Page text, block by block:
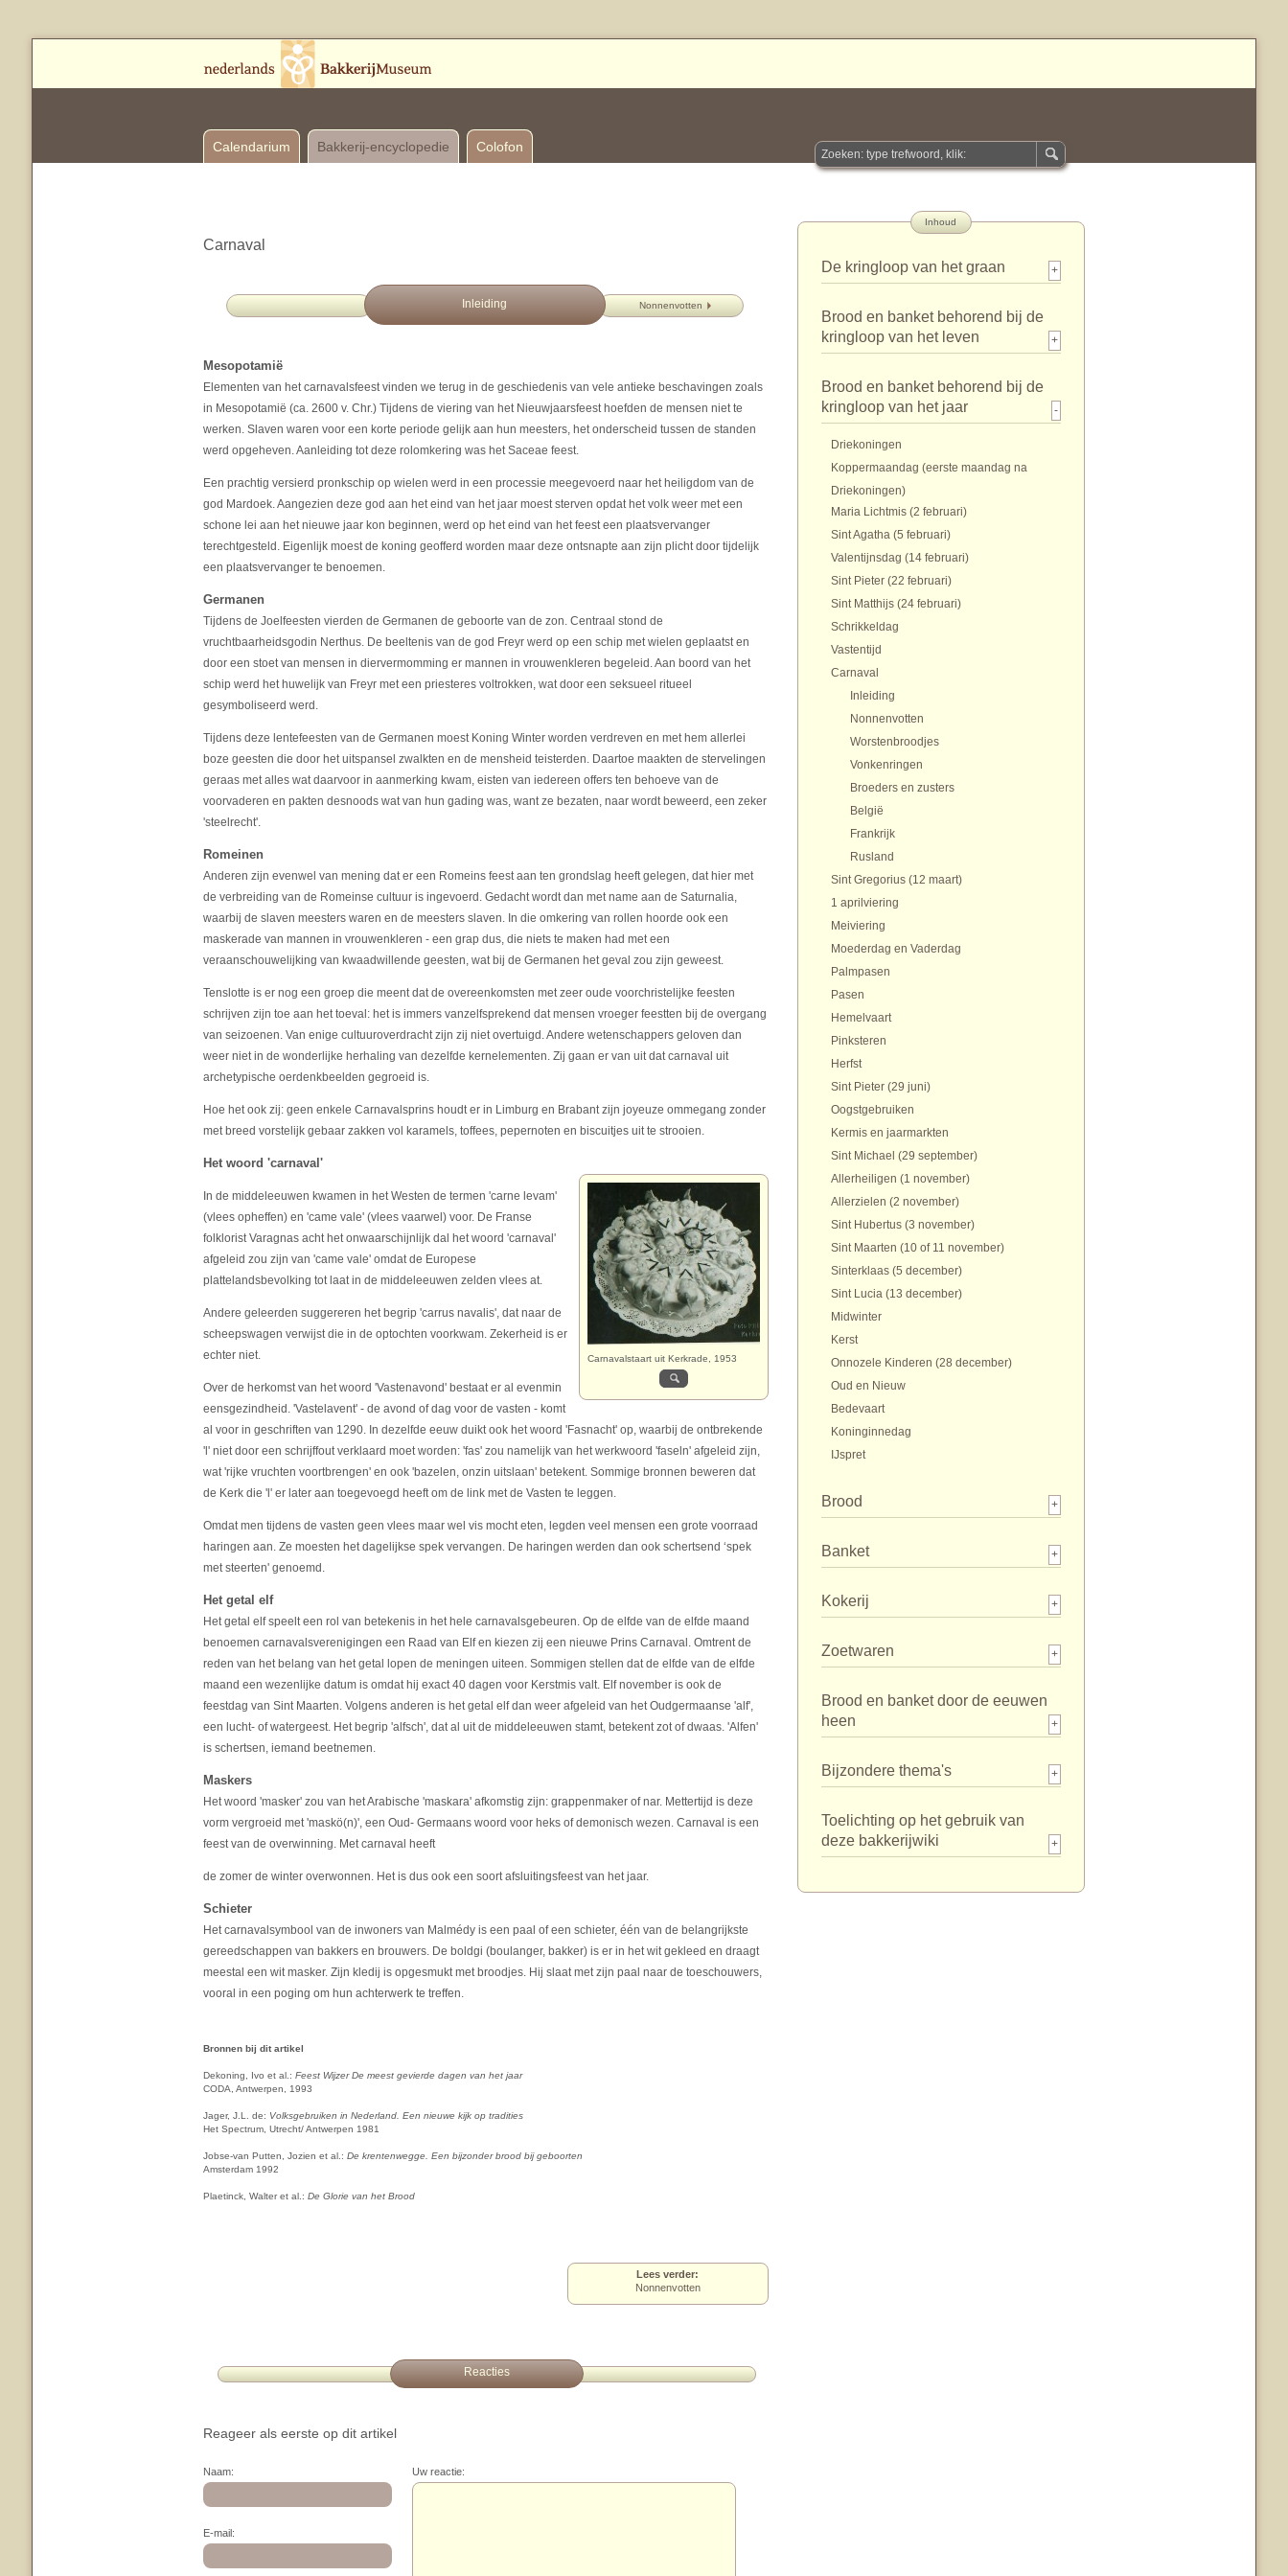
Calendarium Bakkerij-encyclopedie Colofon
Carnaval
Nonnenvotten
Inleiding
Mesopotamië
Elementen van het carnavalsfeest vinden we terug in de geschiedenis van vele antieke beschavingen zoals
in Mesopotamië (ca. 2600 v. Chr.) Tijdens de viering van het Nieuwjaarsfeest hoefden de mensen niet te
werken. Slaven waren voor een korte periode gelijk aan hun meesters, het onderscheid tussen de standen
werd opgeheven. Aanleiding tot deze rolomkering was het Saceae feest.
Een prachtig versierd pronkschip op wielen werd in een processie meegevoerd naar het heiligdom van de
god Mardoek. Aangezien deze god aan het eind van het jaar moest sterven opdat het volk weer met een
schone lei aan het nieuwe jaar kon beginnen, werd op het eind van het feest een plaatsvervanger
terechtgesteld. Eigenlijk moest de koning geofferd worden maar deze ontsnapte aan zijn plicht door tijdelijk
een plaatsvervanger te benoemen.
Germanen
Tijdens de Joelfeesten vierden de Germanen de geboorte van de zon. Centraal stond de
vruchtbaarheidsgodin Nerthus. De beeltenis van de god Freyr werd op een schip met wielen geplaatst en
door een stoet van mensen in diervermomming er mannen in vrouwenkleren begeleid. Aan boord van het
schip werd het huwelijk van Freyr met een priesteres voltrokken, wat door een seksueel ritueel
gesymboliseerd werd.
Tijdens deze lentefeesten van de Germanen moest Koning Winter worden verdreven en met hem allerlei
boze geesten die door het uitspansel zwalkten en de mensheid teisterden. Daartoe maakten de stervelingen
geraas met alles wat daarvoor in aanmerking kwam, eisten van iedereen offers ten behoeve van de
voorvaderen en pakten desnoods wat van hun gading was, want ze bezaten, naar wordt beweerd, een zeker
'steelrecht'.
Romeinen
Anderen zijn evenwel van mening dat er een Romeins feest aan ten grondslag heeft gelegen, dat hier met
de verbreiding van de Romeinse cultuur is ingevoerd. Gedacht wordt dan met name aan de Saturnalia,
waarbij de slaven meesters waren en de meesters slaven. In die omkering van rollen hoorde ook een
maskerade van mannen in vrouwenkleren - een grap dus, die niets te maken had met een
veraanschouwelijking van kwaadwillende geesten, wat bij de Germanen het geval zou zijn geweest.
Tenslotte is er nog een groep die meent dat de overeenkomsten met zeer oude voorchristelijke feesten
schrijven zijn toe aan het toeval: het is immers vanzelfsprekend dat mensen vroeger feestten bij de overgang
van seizoenen. Van enige cultuuroverdracht zijn zij niet overtuigd. Andere wetenschappers geloven dan
weer niet in de wonderlijke herhaling van dezelfde kernelementen. Zij gaan er van uit dat carnaval uit
archetypische oerdenkbeelden gegroeid is.
Hoe het ook zij: geen enkele Carnavalsprins houdt er in Limburg en Brabant zijn joyeuze ommegang zonder
met breed vorstelijk gebaar zakken vol karamels, toffees, pepernoten en biscuitjes uit te strooien.
Het woord 'carnaval'
Carnavalstaart uit Kerkrade, 1953
In de middeleeuwen kwamen in het Westen de termen 'carne levam'
(vlees opheffen) en 'came vale' (vlees vaarwel) voor. De Franse
folklorist Varagnas acht het onwaarschijnlijk dal het woord 'carnaval'
afgeleid zou zijn van 'came vale' omdat de Europese
plattelandsbevolking tot laat in de middeleeuwen zelden vlees at.
Andere geleerden suggereren het begrip 'carrus navalis', dat naar de
scheepswagen verwijst die in de optochten voorkwam. Zekerheid is er
echter niet.
Over de herkomst van het woord 'Vastenavond' bestaat er al evenmin
eensgezindheid. 'Vastelavent' - de avond of dag voor de vasten - komt
al voor in geschriften van 1290. In dezelfde eeuw duikt ook het woord 'Fasnacht' op, waarbij de ontbrekende
'l' niet door een schrijffout verklaard moet worden: 'fas' zou namelijk van het werkwoord 'faseln' afgeleid zijn,
wat 'rijke vruchten voortbrengen' en ook 'bazelen, onzin uitslaan' betekent. Sommige bronnen beweren dat
de Kerk die 'l' er later aan toegevoegd heeft om de link met de Vasten te leggen.
Omdat men tijdens de vasten geen vlees maar wel vis mocht eten, legden veel mensen een grote voorraad
haringen aan. Ze moesten het dagelijkse spek vervangen. De haringen werden dan ook schertsend ‘spek
met steerten' genoemd.
Het getal elf
Het getal elf speelt een rol van betekenis in het hele carnavalsgebeuren. Op de elfde van de elfde maand
benoemen carnavalsverenigingen een Raad van Elf en kiezen zij een nieuwe Prins Carnaval. Omtrent de
reden van het belang van het getal lopen de meningen uiteen. Sommigen stellen dat de elfde van de elfde
maand een wezenlijke datum is omdat hij exact 40 dagen voor Kerstmis valt. Elf november is ook de
feestdag van Sint Maarten. Volgens anderen is het getal elf dan weer afgeleid van het Oudgermaanse 'alf',
een lucht- of watergeest. Het begrip 'alfsch', dat al uit de middeleeuwen stamt, betekent zot of dwaas. 'Alfen'
is schertsen, iemand beetnemen.
Maskers
Het woord 'masker' zou van het Arabische 'maskara' afkomstig zijn: grappenmaker of nar. Mettertijd is deze
vorm vergroeid met 'maskö(n)', een Oud- Germaans woord voor heks of demonisch wezen. Carnaval is een
feest van de overwinning. Met carnaval heeft
de zomer de winter overwonnen. Het is dus ook een soort afsluitingsfeest van het jaar.
Schieter
Het carnavalsymbool van de inwoners van Malmédy is een paal of een schieter, één van de belangrijkste
gereedschappen van bakkers en brouwers. De boldgi (boulanger, bakker) is er in het wit gekleed en draagt
meestal een wit masker. Zijn kledij is opgesmukt met broodjes. Hij slaat met zijn paal naar de toeschouwers,
vooral in een poging om hun achterwerk te treffen.
Bronnen bij dit artikel
Dekoning, Ivo et al.: Feest Wijzer De meest gevierde dagen van het jaar
CODA, Antwerpen, 1993
Jager, J.L. de: Volksgebruiken in Nederland. Een nieuwe kijk op tradities
Het Spectrum, Utrecht/ Antwerpen 1981
Jobse-van Putten, Jozien et al.: De krentenwegge. Een bijzonder brood bij geboorten
Amsterdam 1992
Plaetinck, Walter et al.: De Glorie van het Brood
Lees verder:
Nonnenvotten
Reacties
Reageer als eerste op dit artikel
Naam:
E-mail:
Uw reactie:
Inhoud
De kringloop van het graan +
Brood en banket behorend bij de
kringloop van het leven
+
Brood en banket behorend bij de
kringloop van het jaar
-
Driekoningen
Koppermaandag (eerste maandag na
Driekoningen)
Maria Lichtmis (2 februari)
Sint Agatha (5 februari)
Valentijnsdag (14 februari)
Sint Pieter (22 februari)
Sint Matthijs (24 februari)
Schrikkeldag
Vastentijd
Carnaval
Inleiding
Nonnenvotten
Worstenbroodjes
Vonkenringen
Broeders en zusters
België
Frankrijk
Rusland
Sint Gregorius (12 maart)
1 aprilviering
Meiviering
Moederdag en Vaderdag
Palmpasen
Pasen
Hemelvaart
Pinksteren
Herfst
Sint Pieter (29 juni)
Oogstgebruiken
Kermis en jaarmarkten
Sint Michael (29 september)
Allerheiligen (1 november)
Allerzielen (2 november)
Sint Hubertus (3 november)
Sint Maarten (10 of 11 november)
Sinterklaas (5 december)
Sint Lucia (13 december)
Midwinter
Kerst
Onnozele Kinderen (28 december)
Oud en Nieuw
Bedevaart
Koninginnedag
IJspret
Brood +
Banket +
Kokerij +
Zoetwaren +
Brood en banket door de eeuwen
heen
+
Bijzondere thema's +
Toelichting op het gebruik van
deze bakkerijwiki
+